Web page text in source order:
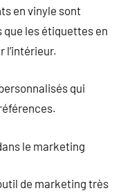
en vinyle sont
que les étiquettes en
l’intérieur.
qui
le marketing
de marketing très